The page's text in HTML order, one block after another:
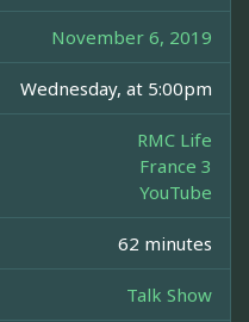
November 6, 2019
Wednesday, at 5:00pm
RMC Life
France 3
YouTube
62 minutes
Talk Show